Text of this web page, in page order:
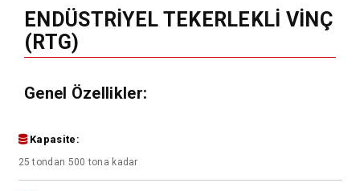
ENDÜSTRIYEL TEKERLEKLI VINÇ
(RTG)
Genel Özellikler:
Kapasite:
25 tondan 500 tona kadar